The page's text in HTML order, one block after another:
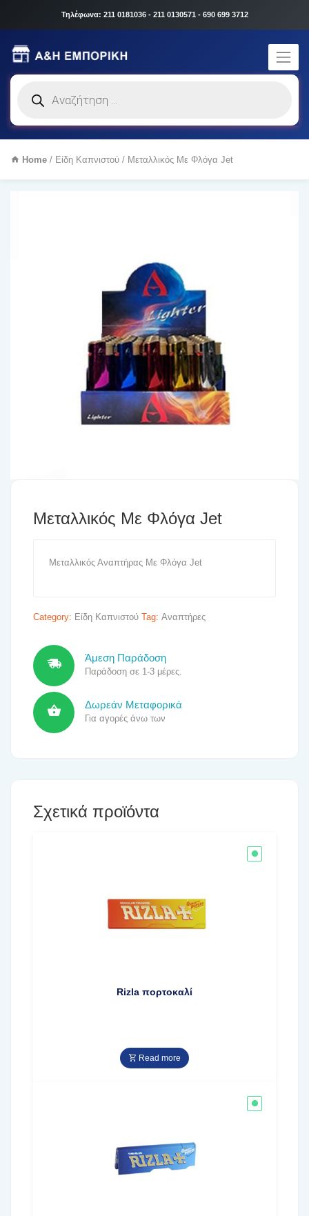
Τηλέφωνα: 211 0181036 - 211 0130571 - 690 699 3712
search
Home / Είδη Καπνιστού / Μεταλλικός Με Φλόγα Jet
Μεταλλικός Με Φλόγα Jet
Μεταλλικός Αναπτήρας Με Φλόγα Jet
Category: Είδη Καπνιστού Tag: Αναπτήρες
Άμεση Παράδοση
Παράδοση σε 1-3 μέρες.
Δωρεάν Μεταφορικά
Για αγορές άνω των
Σχετικά προϊόντα
Rizla πορτοκαλί
Read more